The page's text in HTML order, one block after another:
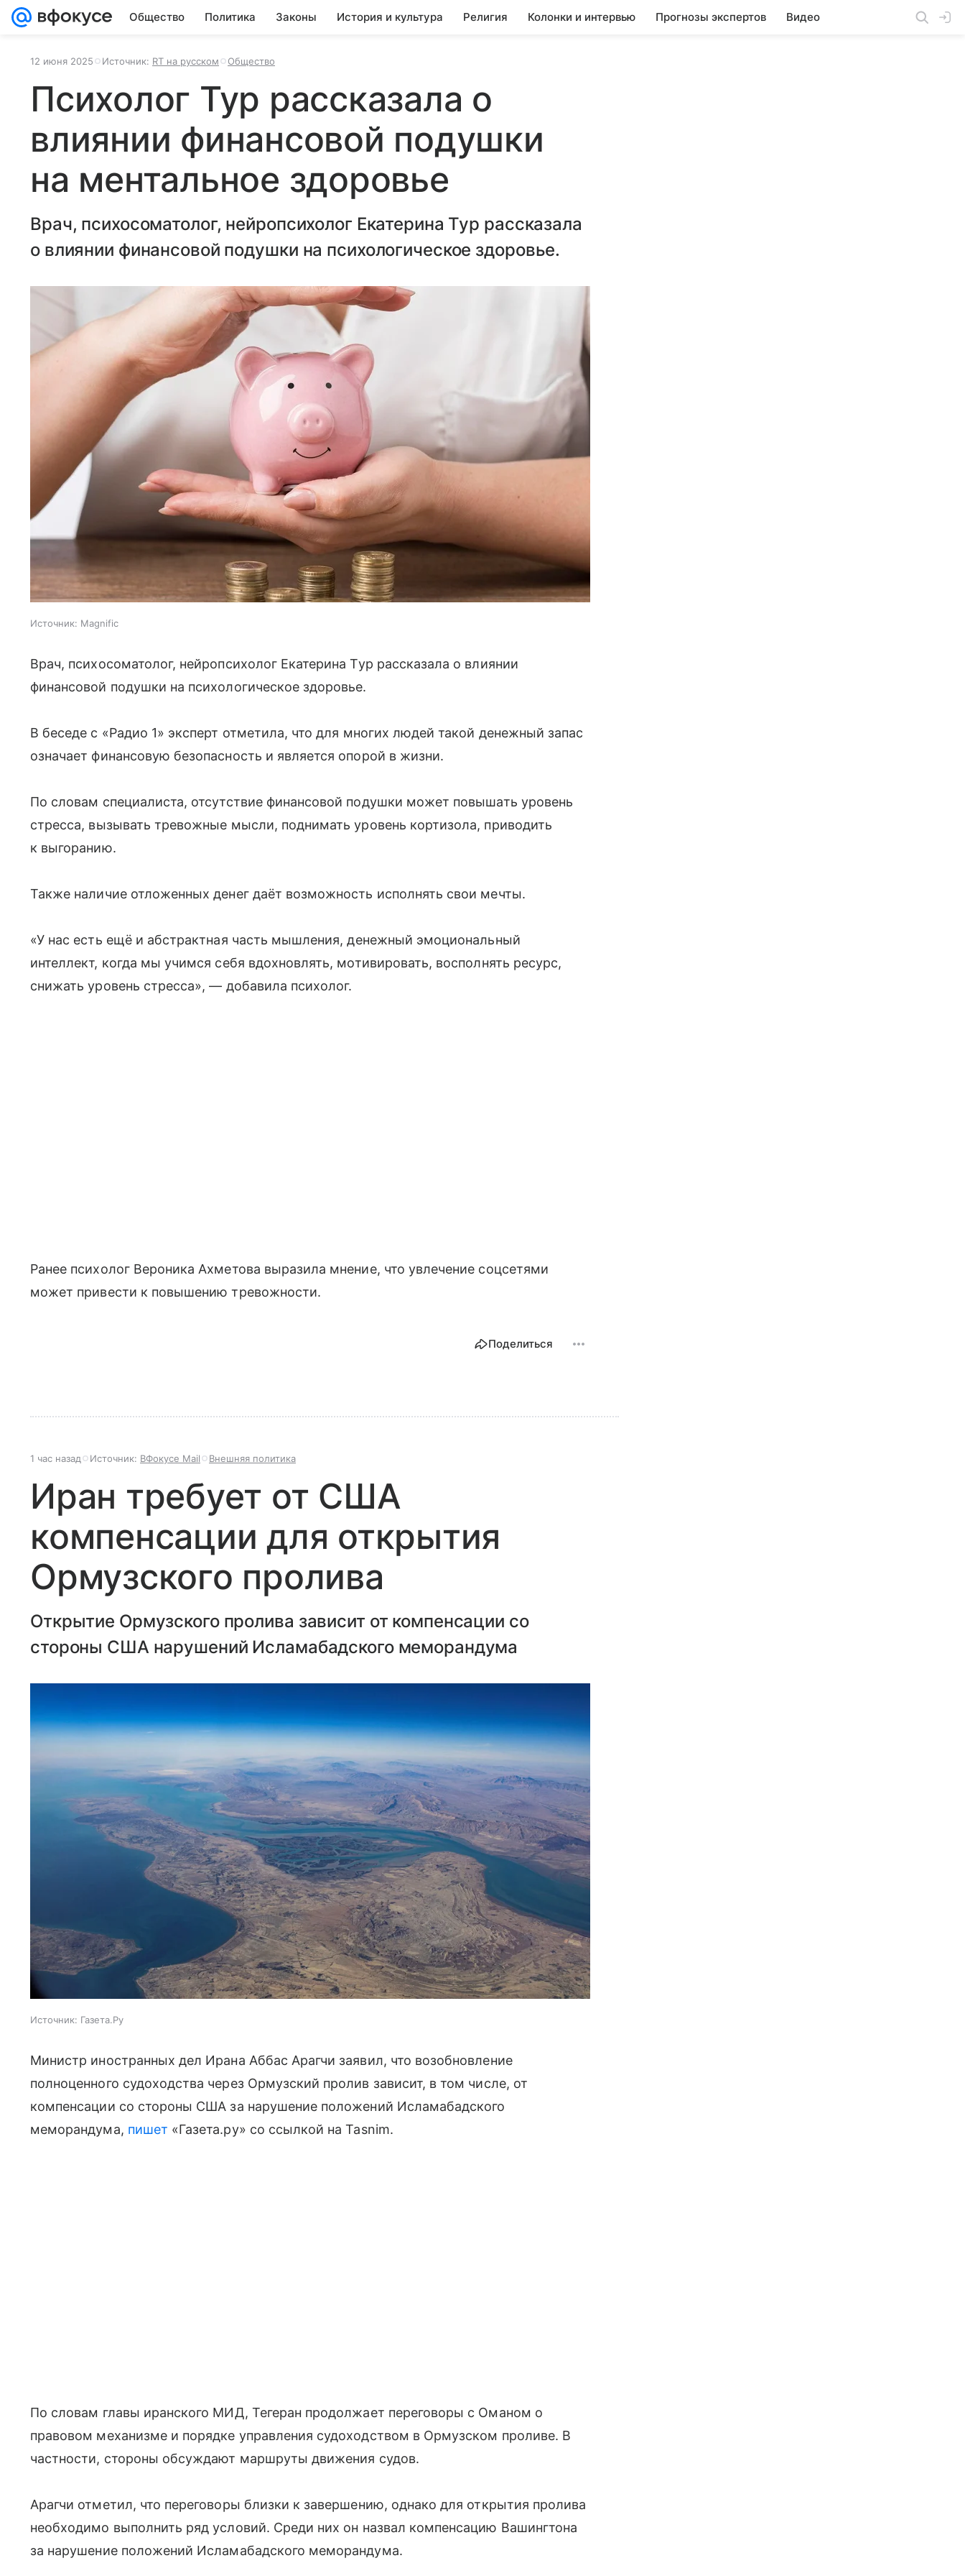
Общество Политика Законы История и культура Религия Колонки и интервью Прогнозы экспертов Видео
12 июня 2025 Источник: RT на русском Общество
Психолог Тур рассказала о
влиянии финансовой подушки
на ментальное здоровье
Врач, психосоматолог, нейропсихолог Екатерина Тур рассказала
о влиянии финансовой подушки на психологическое здоровье.
Источник: Magnific
Врач, психосоматолог, нейропсихолог Екатерина Тур рассказала о влиянии
финансовой подушки на психологическое здоровье.
В беседе с «Радио 1» эксперт отметила, что для многих людей такой денежный запас
означает финансовую безопасность и является опорой в жизни.
По словам специалиста, отсутствие финансовой подушки может повышать уровень
стресса, вызывать тревожные мысли, поднимать уровень кортизола, приводить
к выгоранию.
Также наличие отложенных денег даёт возможность исполнять свои мечты.
«У нас есть ещё и абстрактная часть мышления, денежный эмоциональный
интеллект, когда мы учимся себя вдохновлять, мотивировать, восполнять ресурс,
снижать уровень стресса», — добавила психолог.
Ранее психолог Вероника Ахметова выразила мнение, что увлечение соцсетями
может привести к повышению тревожности.
Поделиться
1 час назад Источник: ВФокусе Mail Внешняя политика
Иран требует от США
компенсации для открытия
Ормузского пролива
Открытие Ормузского пролива зависит от компенсации со
стороны США нарушений Исламабадского меморандума
Источник: Газета.Ру
Министр иностранных дел Ирана Аббас Арагчи заявил, что возобновление
полноценного судоходства через Ормузский пролив зависит, в том числе, от
компенсации со стороны США за нарушение положений Исламабадского
меморандума, пишет «Газета.ру» со ссылкой на Tasnim.
По словам главы иранского МИД, Тегеран продолжает переговоры с Оманом о
правовом механизме и порядке управления судоходством в Ормузском проливе. В
частности, стороны обсуждают маршруты движения судов.
Арагчи отметил, что переговоры близки к завершению, однако для открытия пролива
необходимо выполнить ряд условий. Среди них он назвал компенсацию Вашингтона
за нарушение положений Исламабадского меморандума.